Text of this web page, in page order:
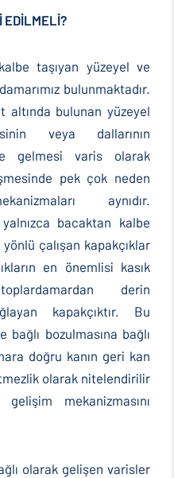
EDİLMELİ?
taşıyan yüzeyel ve
bulunmaktadır.
bulunan yüzeyel
veya dallarının
gelmesi varis olarak
pek çok neden
aynıdır.
bacaktan kalbe
çalışan kapakçıklar
en önemlisi kasık
derin
kapakçıktır. Bu
bağlı bozulmasına bağlı
doğru kanın geri kan
olarak nitelendirilir
mekanizmasını
olarak gelişen varisler